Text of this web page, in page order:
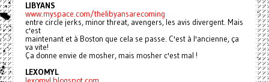
LIBYANS
www.myspace.com/thelibyansarecoming
entre circle jerks, minor threat, avengers, les avis divergent. Mais
c'est
maintenant et à Boston que cela se passe. C'est à l'ancienne, ça
va vite!
Ça donne envie de mosher, mais mosher c'est mal !
LEXOMYL